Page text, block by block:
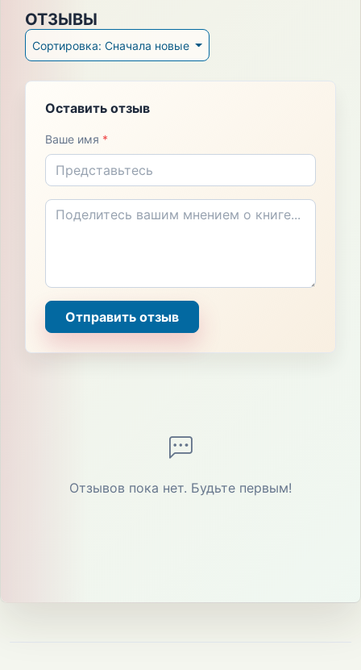
ОТЗЫВЫ
Сортировка: Сначала новые
Оставить отзыв
Ваше имя *
Отправить отзыв
Отзывов пока нет. Будьте первым!